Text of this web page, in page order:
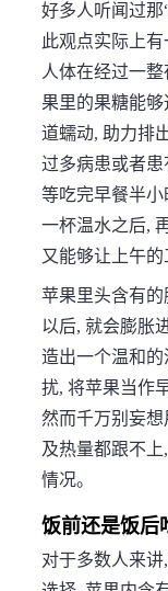
好多人听闻过那
此观点实际上
人体在经过一
果里的果糖能
道蠕动, 助力排
过多病患或者
等吃完早餐半
一杯温水之后,
又能够让上午的
苹果里头含有
以后, 就会膨胀
造出一个温和
扰, 将苹果当作
然而千万别妄
及热量都跟不
情况。
饭前还是饭后
对于多数人来